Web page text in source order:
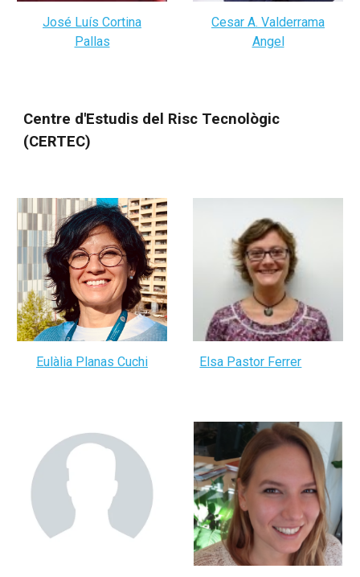
José Luís Cortina
Pallas
Cesar A. Valderrama
Angel
Centre d'Estudis del Risc Tecnològic
(CERTEC)
Eulàlia Planas Cuchi Elsa Pastor Ferrer